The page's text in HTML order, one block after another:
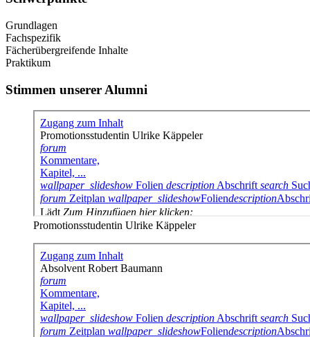
Grundlagen
Fachspezifik
Fächerübergreifende Inhalte
Praktikum
Stimmen unserer Alumni
Promotionsstudentin Ulrike Käppeler